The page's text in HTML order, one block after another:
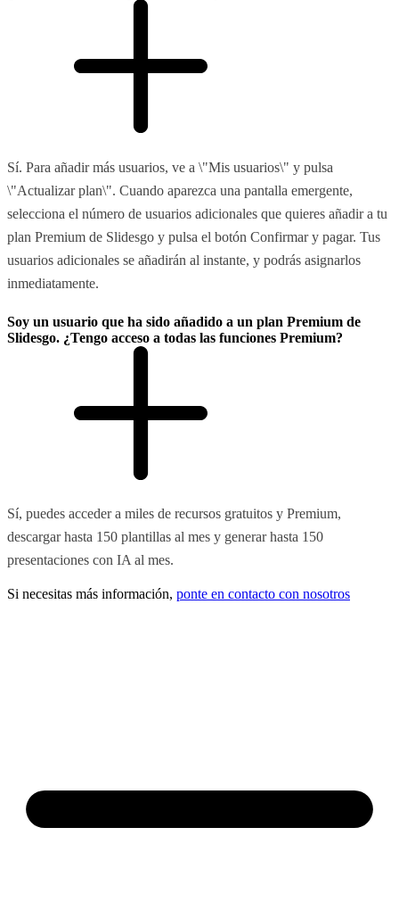
Sí. Para añadir más usuarios, ve a \"Mis usuarios\" y pulsa
\"Actualizar plan\". Cuando aparezca una pantalla emergente,
selecciona el número de usuarios adicionales que quieres añadir a tu
plan Premium de Slidesgo y pulsa el botón Confirmar y pagar. Tus
usuarios adicionales se añadirán al instante, y podrás asignarlos
inmediatamente.
Soy un usuario que ha sido añadido a un plan Premium de
Slidesgo. ¿Tengo acceso a todas las funciones Premium?
Sí, puedes acceder a miles de recursos gratuitos y Premium,
descargar hasta 150 plantillas al mes y generar hasta 150
presentaciones con IA al mes.
Si necesitas más información, ponte en contacto con nosotros